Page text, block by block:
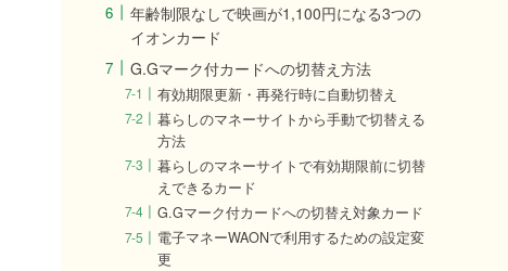
年齢制限なしで映画が1,100円になる3つの
イオンカード
G.Gマーク付カードへの切替え方法
有効期限更新・再発行時に自動切替え
暮らしのマネーサイトから手動で切替える
方法
暮らしのマネーサイトで有効期限前に切替
えできるカード
G.Gマーク付カードへの切替え対象カード
電子マネーWAONで利用するための設定変
更